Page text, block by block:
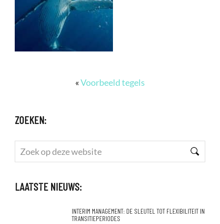
«Voorbeeld tegels
ZOEKEN:
Zoek
op
website
LAATSTE NIEUWS:
INTERIM MANAGEMENT: DE SLEUTEL TOT FLEXIBILITEIT IN
TRANSITIEPERIODES